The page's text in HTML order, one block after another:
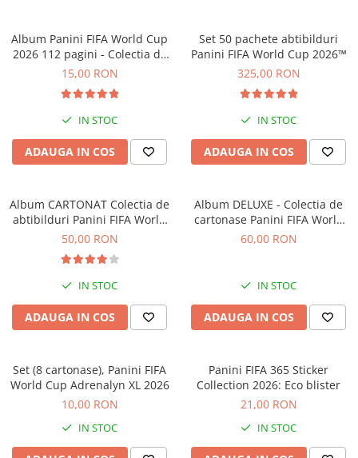
Casute copii
Jocuri de rol
Jocuri inteligenta si memorie
Casute papusi
Jocuri dezvoltare emotionala
Jucarii din lemn
Jucarii si jocuri Montessori
Jocuri de relaxare
Papusi Barbie
Ceasuri copii
Jocuri de cooperare
Jocuri geografie
Jocuri invatat limba engleza
Jocuri Origami
Carti si culegeri cu exercitii
Cărți educative pentru copii
Album Panini FIFA World Cup
2026 112 pagini - Colectia de
abtibilduri
15,00 RON
IN STOC
ADAUGA IN COS
Set 50 pachete abtibilduri
Panini FIFA World Cup 2026™
325,00 RON
IN STOC
ADAUGA IN COS
Album CARTONAT Colectia de
abtibilduri Panini FIFA World
Cup 2026
50,00 RON
IN STOC
ADAUGA IN COS
Album DELUXE - Colectia de
cartonase Panini FIFA World
Cup Adrenalyn XL 2026
60,00 RON
IN STOC
ADAUGA IN COS
Set (8 cartonase), Panini FIFA
World Cup Adrenalyn XL 2026
10,00 RON
IN STOC
Panini FIFA 365 Sticker
Collection 2026: Eco blister
21,00 RON
IN STOC